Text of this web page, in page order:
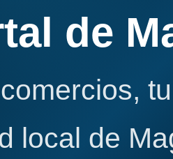
de
local de